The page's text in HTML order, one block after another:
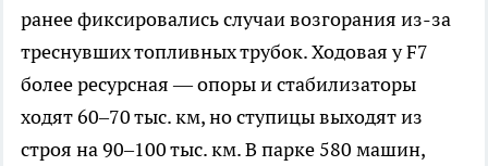
ранее фиксировались случаи возгорания из-за
треснувших топливных трубок. Ходовая у F7
более ресурсная — опоры и стабилизаторы
ходят 60–70 тыс. км, но ступицы выходят из
строя на 90–100 тыс. км. В парке 580 машин,